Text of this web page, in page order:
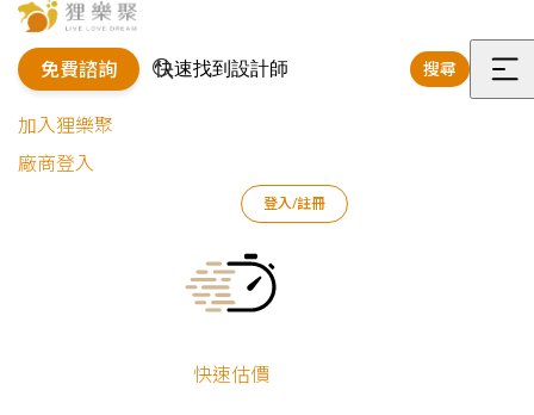
免費諮詢 搜尋
選
加入狸樂聚
廠商登入
登入/註冊
快速估價
裝修新知